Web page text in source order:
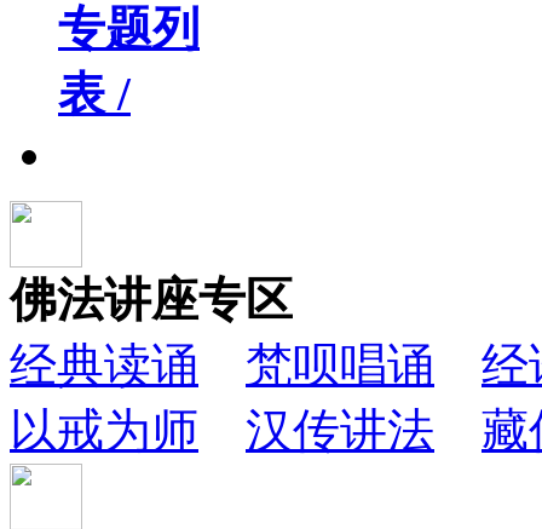
专题列
表 /
佛法讲座专区
经典读诵
梵呗唱诵
经
以戒为师
汉传讲法 藏